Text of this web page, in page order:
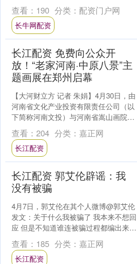
贵州省台江县隆重召开。本届年会由中
国少数民族....
查看： 190 分类： 配资门户网
长牛网配资
长江配资 免费向公众开
放！“老家河南·中原八景”主
题画展在郑州启幕
【大河财立方 记者 朱娟】4月30日，由
河南省文化产业投资有限责任公司（以
下简称河南文投）与河南省嵩山画院联
合主办的“老家河南·中原八景”主题画展在
河南省美术馆....
查看： 204 分类： 嘉正网
长江配资
长江配资 郭艾伦辟谣：我
没有被骗
4月7日，郭艾伦在其个人微博@郭艾伦
发文：关于什么我被骗了 我本来不想回
应 但是不知道谁连被骗过程都编出来了
越传越真越严重了 什么趁着我受伤趁虚
而入 连具体....
查看： 185 分类： 嘉正网
长江配资